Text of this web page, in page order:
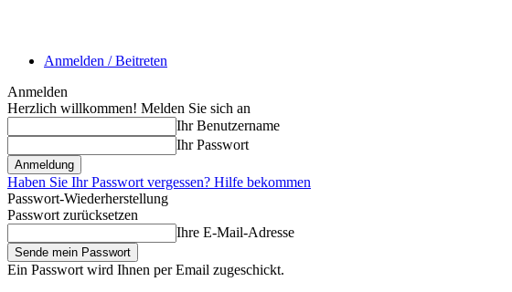
Anmelden / Beitreten
Anmelden
Herzlich willkommen! Melden Sie sich an
Ihr Benutzername
Ihr Passwort
Haben Sie Ihr Passwort vergessen? Hilfe bekommen
Passwort-Wiederherstellung
Passwort zurücksetzen
Ihre E-Mail-Adresse
Ein Passwort wird Ihnen per Email zugeschickt.